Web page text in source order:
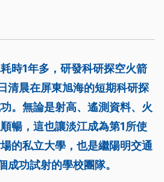
時1年多，研發科研探空火箭
清晨在屏東旭海的短期科研探
。無論是射高、遙測資料、火
暢，這也讓淡江成為第1所使
的私立大學，也是繼陽明交通
功試射的學校團隊。